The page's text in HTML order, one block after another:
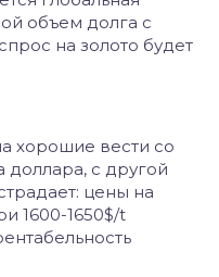
объем долга с
на золото будет
хорошие вести со
с другой
цены на
1600-1650$/t